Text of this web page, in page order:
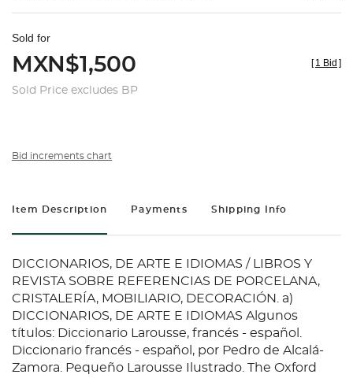
Sold for
MXN$1,500
Sold Price excludes BP
[ 1 Bid ]
Bid increments chart
Item Description Payments Shipping Info
DICCIONARIOS, DE ARTE E IDIOMAS / LIBROS Y
REVISTA SOBRE REFERENCIAS DE PORCELANA,
CRISTALERÍA, MOBILIARIO, DECORACIÓN. a)
DICCIONARIOS, DE ARTE E IDIOMAS Algunos
títulos: Diccionario Larousse, francés - español.
Diccionario francés - español, por Pedro de Alcalá-
Zamora. Pequeño Larousse Ilustrado. The Oxford